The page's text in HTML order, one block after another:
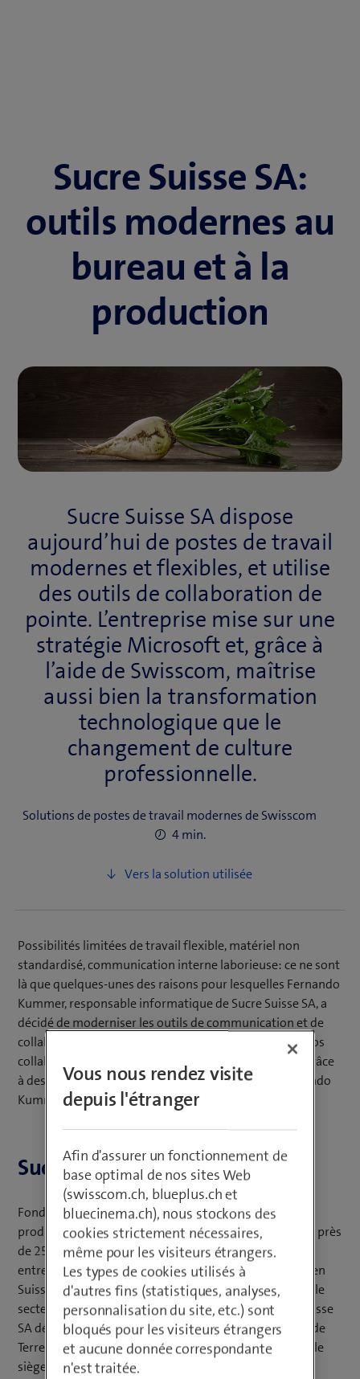
Sucre Suisse SA:
outils modernes au
bureau et à la
production
Sucre Suisse SA dispose
aujourd’hui de postes de travail
modernes et flexibles, et utilise
des outils de collaboration de
pointe. L’entreprise mise sur une
stratégie Microsoft et, grâce à
l’aide de Swisscom, maîtrise
aussi bien la transformation
technologique que le
changement de culture
professionnelle.
Solutions de postes de travail modernes de Swisscom
4 min.
Possibilités limitées de travail flexible, matériel non
standardisé, communication interne laborieuse: ce ne sont
là que quelques-unes des raisons pour lesquelles Fernando
Kummer, responsable informatique de Sucre Suisse SA, a
décidé de moderniser les outils de communication et de
collaboration de son entreprise. «L’objectif était que nos
collaborateurs puissent travailler plus efficacement grâce
à des méthodes de travail modernes», explique Fernando
Kummer.
Sucre Suisse SA
Fondée en 1912, l’entreprise possède des sites de
production suisses à Aarberg et Frauenfeld et emploie près
de 250 collaborateurs.Sucre Suisse SA(
o
u
v
r
e
est la seule
entreprise de transformation de betteraves sucrières en
Suisse. Elle approvisionne le marché suisse en sucre et le
secteur agricole en nourriture pour animaux. Sucre Suisse
SA détient également les filiales RICOTER Préparation de
Terres SA, Landwirtschaft AG et Deltaflor GmbH, dont le
siège est à Kehl, en Allemagne.
Vous nous rendez visite
depuis l'étranger
Afin d'assurer un fonctionnement de
base optimal de nos sites Web
(swisscom.ch, blueplus.ch et
bluecinema.ch), nous stockons des
cookies strictement nécessaires,
même pour les visiteurs étrangers.
Les types de cookies utilisés à
d'autres fins (statistiques, analyses,
personnalisation du site, etc.) sont
bloqués pour les visiteurs étrangers
et aucune donnée correspondante
n'est traitée.